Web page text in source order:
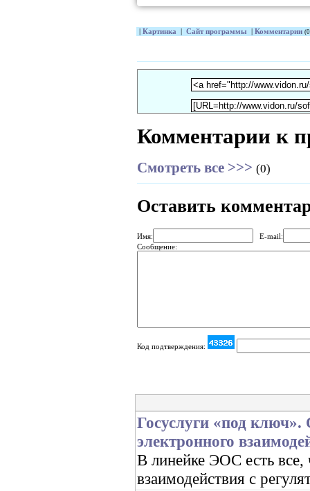
Картинка Сайт программы Комментарии
Комментарии к
Смотреть все >>> (0)
Оставить
Имя:
E-mail:
Сообщение:
Код подтверждения:
Госуслуги «под
электронного
В линейке ЭОС есть все,
взаимодействия с